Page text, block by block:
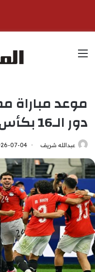
القائمة
موعد مباراة
دور الـ16 بكأس العالم 2026
عبدالله شريف 07-04